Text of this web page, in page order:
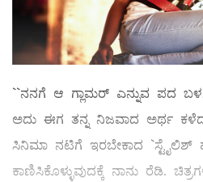
``ನನಗೆ ಆ ಗ್ಲಾಮರ್‌ ಎನ್ನುವ ಪದ
ಅದು ಈಗ ತನ್ನ ನಿಜವಾದ ಅರ್ಥ
ಸಿನಿಮಾ ನಟಿಗೆ ಇರಬೇಕಾದ `ಸ್ಟೈಲಿಶ್‌
ಕಾಣಿಸಿಕೊಳ್ಳುವುದಕ್ಕೆ ನಾನು ರೆಡಿ.